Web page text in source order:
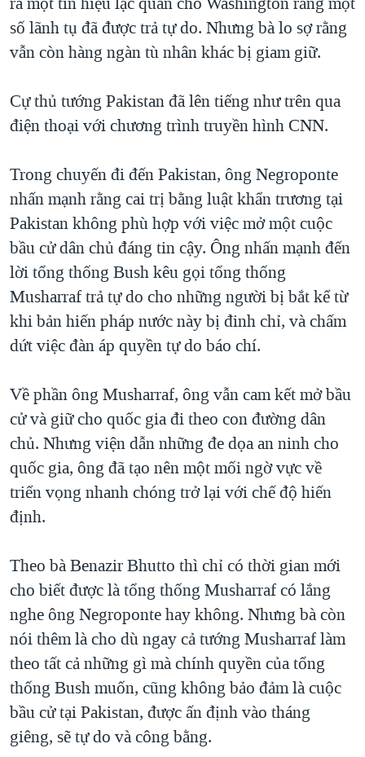
BÊN KIA QUỐC LỘ: TIẾNG VỌNG TỪ NÔNG THÔN MỸ
QUAN HỆ VIỆT MỸ
số lãnh tụ đã được trả tự do. Nhưng bà lo sợ rằng
vẫn còn hàng ngàn tù nhân khác bị giam giữ.
Cự thủ tướng Pakistan đã lên tiếng như trên qua
điện thoại với chương trình truyền hình CNN.
Trong chuyến đi đến Pakistan, ông Negroponte
nhấn mạnh rằng cai trị bằng luật khẩn trương tại
Pakistan không phù hợp với việc mở một cuộc
bầu cử dân chủ đáng tin cậy. Ông nhấn mạnh đến
lời tổng thống Bush kêu gọi tổng thống
Musharraf trả tự do cho những người bị bắt kể từ
khi bản hiến pháp nước này bị đinh chỉ, và chấm
dứt việc đàn áp quyền tự do báo chí.
Về phần ông Musharraf, ông vẫn cam kết mở bầu
cử và giữ cho quốc gia đi theo con đường dân
chủ. Nhưng viện dẫn những đe dọa an ninh cho
quốc gia, ông đã tạo nên một mối ngờ vực về
triển vọng nhanh chóng trở lại với chế độ hiến
định.
Theo bà Benazir Bhutto thì chỉ có thời gian mới
cho biết được là tổng thống Musharraf có lắng
nghe ông Negroponte hay không. Nhưng bà còn
nói thêm là cho dù ngay cả tướng Musharraf làm
theo tất cả những gì mà chính quyền của tổng
thống Bush muốn, cũng không bảo đảm là cuộc
bầu cử tại Pakistan, được ấn định vào tháng
giêng, sẽ tự do và công bằng.